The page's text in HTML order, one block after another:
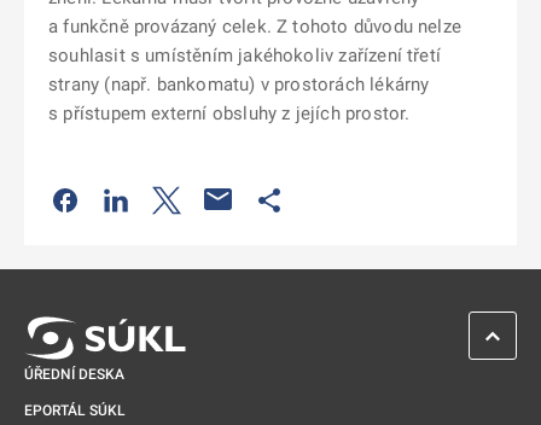
a funkčně provázaný celek. Z tohoto důvodu nelze
souhlasit s umístěním jakéhokoliv zařízení třetí
strany (např. bankomatu) v prostorách lékárny
s přístupem externí obsluhy z jejích prostor.
Odkaz se otevře na nové kartě
Odkaz se otevře na nové kartě
Odkaz se otevře na nové kartě
ÚŘEDNÍ DESKA
EPORTÁL SÚKL
ZPĚT